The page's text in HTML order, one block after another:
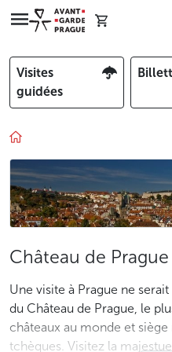
Visites
guidées
Château de Prague
Une visite à Prague ne
du Château de Prague, le
châteaux au monde et
tchèques. Visitez la